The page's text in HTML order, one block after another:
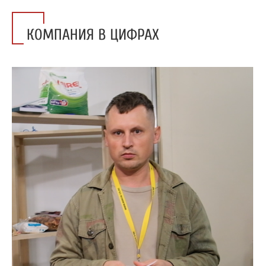
КОМПАНИЯ В ЦИФРАХ